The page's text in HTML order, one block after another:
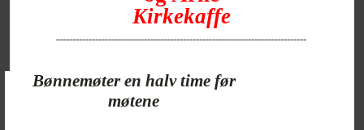
Kirkekaffe
-----------------------------------------------------------------------------
Bønnemøter en halv time før
møtene